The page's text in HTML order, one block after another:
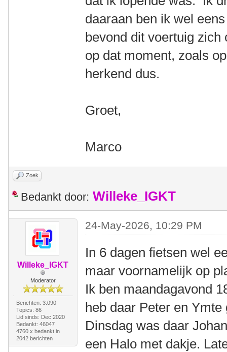
daaraan ben ik wel
bevond dit voertuig zich
op dat moment, zoals
herkend dus.
Groet,
Marco
Zoek
Bedankt door: Willeke_IGKT
Willeke_IGKT
Moderator
Berichten: 3.090
Topics: 86
Lid sinds: Dec 2020
Bedankt: 46047
4760 x bedankt in
2042 berichten
24-May-2026, 10:29 PM
In 6 dagen fietsen wel
maar voornamelijk op
Ik ben maandagavond
heb daar Peter en
Dinsdag was daar
een Halo met dakje.